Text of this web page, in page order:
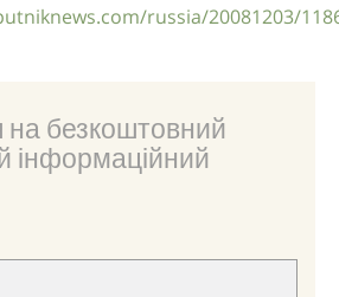
russia/20081203/
на безкоштовний
інформаційний